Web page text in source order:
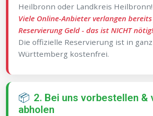
Heilbronn oder Landkreis Heilbronn!
Viele Online-Anbieter verlangen
Reservierung Geld - das ist NICHT nötig!
Die offizielle Reservierung ist in
Württemberg kostenfrei.
📦 2. Bei uns vorbestellen &
abholen